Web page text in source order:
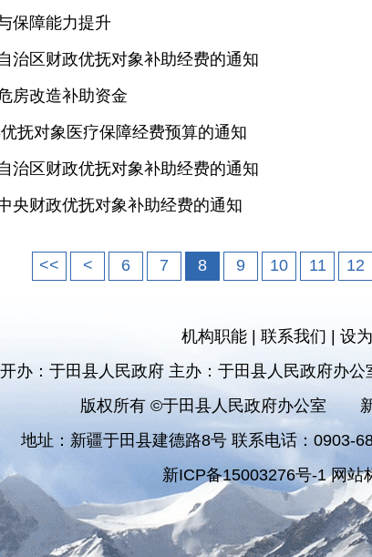
保障能力提升
治区财政优抚对象补助经费的通知
房改造补助资金
抚对象医疗保障经费预算的通知
治区财政优抚对象补助经费的通知
央财政优抚对象补助经费的通知
<< < 6 7 8 9 10 11 12
机构职能| 联系我们 设
开办：于田县人民政府 主办：于田县人民政府办
版权所有 ©于田县人民政府办公室
地址：新疆于田县建德路8号 联系电话：0903-
新ICP备15003276号-1 网站